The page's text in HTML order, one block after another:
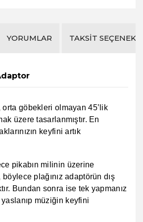
YORUMLAR TAKSIT
göbekleri olmayan 45’lik
üzere tasarlanmıştır. En
keyfini artık
pikabın milinin üzerine
plağınız adaptörün dış
Bundan sonra ise tek yapmanız
müziğin keyfini